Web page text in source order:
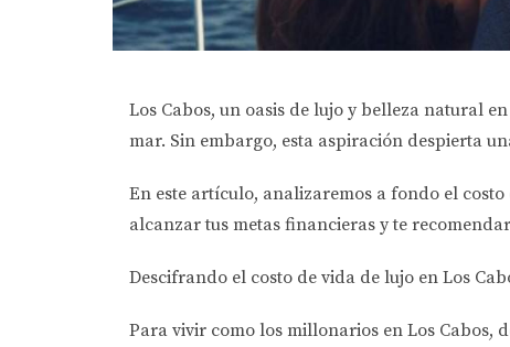
Los Cabos, un oasis de lujo y belleza natural
mar. Sin embargo, esta aspiración despierta
En este artículo, analizaremos a fondo el
alcanzar tus metas financieras y te
Descifrando el costo de vida de lujo en Los
Para vivir como los millonarios en Los Cabos,